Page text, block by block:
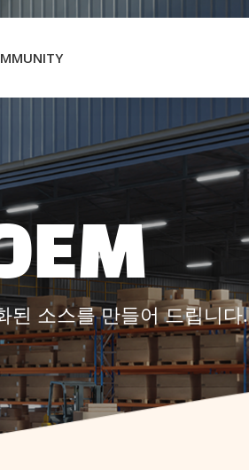
된 소스를 만들어 드립니다.